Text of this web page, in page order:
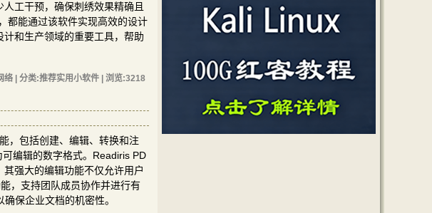
工干预，确保刺绣效果精确且
都能通过该软件实现高效的设计
和生产领域的重要工具，帮助
络 | 分类:推荐实用小软件 | 浏览:3218
，包括创建、编辑、转换和注
编辑的数字格式。Readiris PD
强大的编辑功能不仅允许用户
，支持团队成员协作并进行有
保企业文档的机密性。